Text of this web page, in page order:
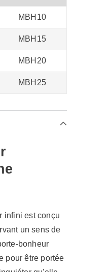
MBH10
MBH15
MBH20
MBH25
infini est conçu
un sens de
bonheur
pour être portée